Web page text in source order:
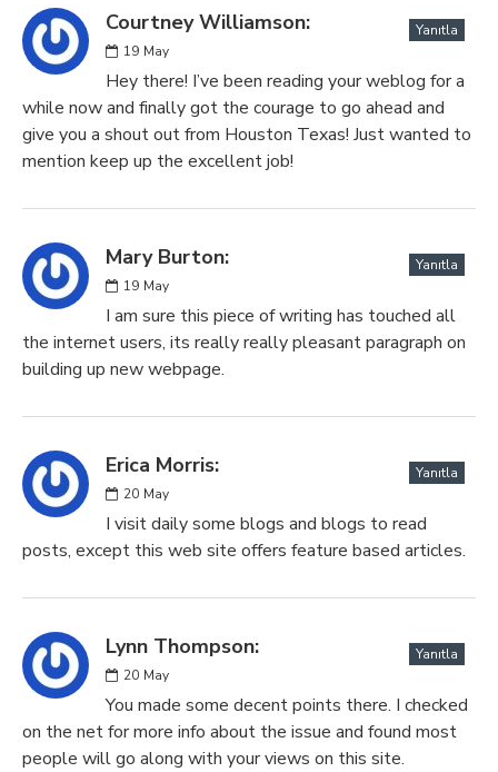
Courtney Williamson:
19 May
Yanıtla
Hey there! I’ve been reading your weblog for a
while now and finally got the courage to go ahead and
give you a shout out from Houston Texas! Just wanted to
mention keep up the excellent job!
Mary Burton:
19 May
Yanıtla
I am sure this piece of writing has touched all
the internet users, its really really pleasant paragraph on
building up new webpage.
Erica Morris:
20 May
Yanıtla
I visit daily some blogs and blogs to read
posts, except this web site offers feature based articles.
Lynn Thompson:
20 May
Yanıtla
You made some decent points there. I checked
on the net for more info about the issue and found most
people will go along with your views on this site.